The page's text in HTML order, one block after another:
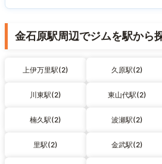
金石原駅周辺でジムを駅から
上伊万里駅(2) 久原駅(2)
川東駅(2) 東山代駅(2)
楠久駅(2) 波瀬駅(2)
里駅(2) 金武駅(2)